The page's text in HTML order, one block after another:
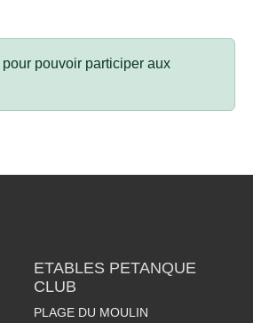
pour pouvoir participer aux
ETABLES PETANQUE
CLUB
PLAGE DU MOULIN